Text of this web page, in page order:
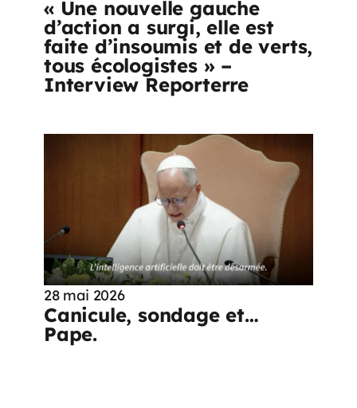
« Une nouvelle gauche
d’action a surgi, elle est
faite d’insoumis et de verts,
tous écologistes » –
Interview Reporterre
28 mai 2026
Canicule, sondage et…
Pape.